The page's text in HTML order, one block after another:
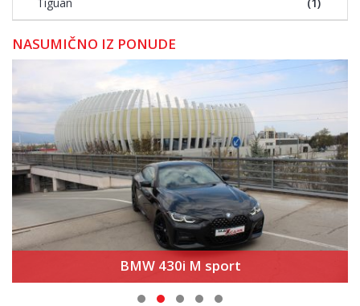
NASUMIČNO IZ PONUDE
BMW 430i M sport